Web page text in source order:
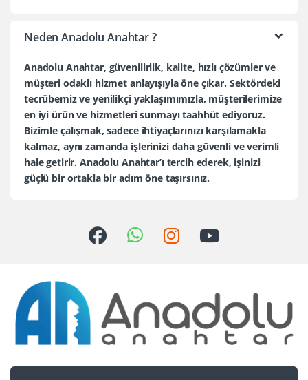
Neden Anadolu Anahtar ?
Anadolu Anahtar, güvenilirlik, kalite, hızlı çözümler ve
müşteri odaklı hizmet anlayışıyla öne çıkar. Sektördeki
tecrübemiz ve yenilikçi yaklaşımımızla, müşterilerimize
en iyi ürün ve hizmetleri sunmayı taahhüt ediyoruz.
Bizimle çalışmak, sadece ihtiyaçlarınızı karşılamakla
kalmaz, aynı zamanda işlerinizi daha güvenli ve verimli
hale getirir. Anadolu Anahtar’ı tercih ederek, işinizi
güçlü bir ortakla bir adım öne taşırsınız.
Sorularınız mı var?